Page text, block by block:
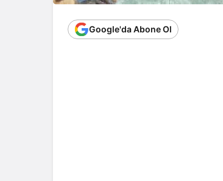
Google'da Abone Ol